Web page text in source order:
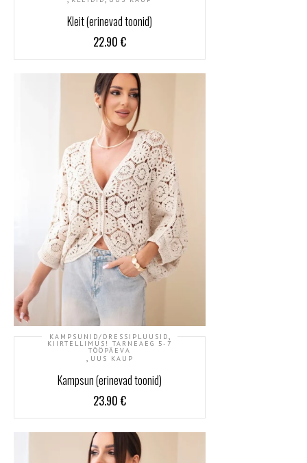
Kleit (erinevad toonid)
22.90 €
KAMPSUNID/DRESSIPLUUSID
KIIRTELLIMUS! TARNEAEG 5-7
TÖÖPÄEVA
UUS KAUP
Kampsun (erinevad toonid)
23.90 €